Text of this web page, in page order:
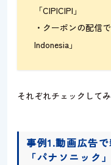
「CIPICIPI」
・クーポンの配信
Indonesia」
それぞれチェックしてみ
事例1.動画広告
「パナソニック」